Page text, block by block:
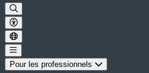
Pour les professionnels